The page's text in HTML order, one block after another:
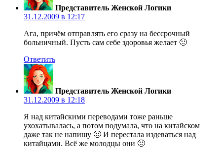
Представитель Женской Логики
31.12.2009 в 12:17
Ага, причём отправлять его сразу на бессрочный
больничный. Пусть сам себе здоровья желает 🙂
Ответить
Представитель Женской Логики
31.12.2009 в 12:18
Я над китайскими переводами тоже раньше
ухохатывалась, а потом подумала, что на китайском
даже так не напишу 🙂 И перестала издеваться над
китайцами. Всё же молодцы они 🙂